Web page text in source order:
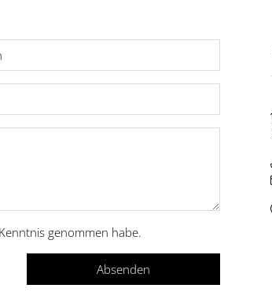
genommen habe.
Absenden